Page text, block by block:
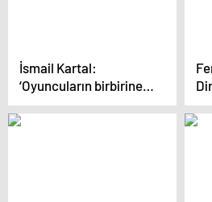
İsmail Kartal:
‘Oyuncuların birbirine
saygısı bizi buraya
getirdi’